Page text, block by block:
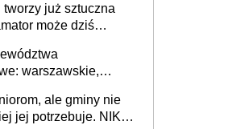
już sztuczna
może dziś
warszawskie,
jednostek
ale gminy nie
jej potrzebuje. NIK